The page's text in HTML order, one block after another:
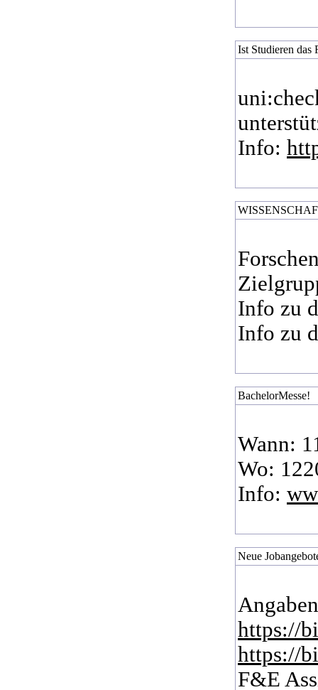
Ist Studieren das
Info:
Info zu
Info zu
BachelorMesse!
Wann:
Wo:
Info:
Neue
https://
https://
F&E